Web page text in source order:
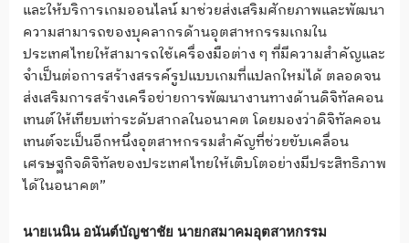
และให้บริการเกมออนไลน์ มาช่วยส่งเสริมศักยภาพและพัฒนา
ความสามารถของบุคลากรด้านอุตสาหกรรมเกมใน
ประเทศไทยให้สามารถใช้เครื่องมือต่าง ๆ ที่มีความสำคัญและ
จำเป็นต่อการสร้างสรรค์รูปแบบเกมที่แปลกใหม่ได้ ตลอดจน
ส่งเสริมการสร้างเครือข่ายการพัฒนางานทางด้านดิจิทัลคอน
เทนต์ให้เทียบเท่าระดับสากลในอนาคต โดยมองว่าดิจิทัลคอน
เทนต์จะเป็นอีกหนึ่งอุตสาหกรรมสำคัญที่ช่วยขับเคลื่อน
เศรษฐกิจดิจิทัลของประเทศไทยให้เติบโตอย่างมีประสิทธิภาพ
ได้ในอนาคต”
นายเนนิน อนันต์บัญชาชัย นายกสมาคมอุตสาหกรรม